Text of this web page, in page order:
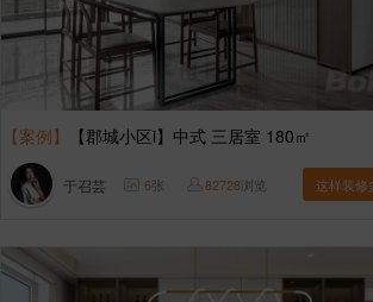
【案例】 【郡城小区i】中式 三居室 180㎡
于召芸 6张 82728浏览 这样装修